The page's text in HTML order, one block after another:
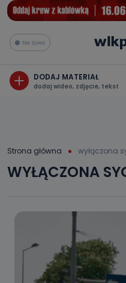
Na żywo
DODAJ MATERIAŁ
dodaj wideo, zdjęcie, tekst
Strona główna wyłączona
WYŁĄCZONA